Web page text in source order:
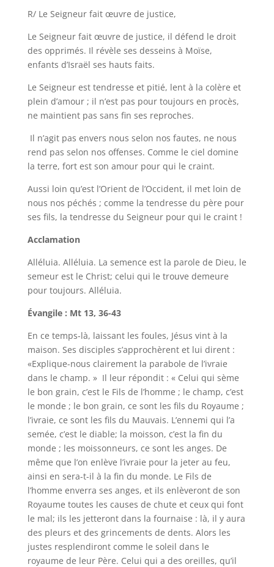
R/ Le Seigneur fait œuvre de justice,
Le Seigneur fait œuvre de justice, il défend le droit
des opprimés. Il révèle ses desseins à Moïse,
enfants d’Israël ses hauts faits.
Le Seigneur est tendresse et pitié, lent à la colère et
plein d’amour ; il n’est pas pour toujours en procès,
ne maintient pas sans fin ses reproches.
Il n’agit pas envers nous selon nos fautes, ne nous
rend pas selon nos offenses. Comme le ciel domine
la terre, fort est son amour pour qui le craint.
Aussi loin qu’est l’Orient de l’Occident, il met loin de
nous nos péchés ; comme la tendresse du père pour
ses fils, la tendresse du Seigneur pour qui le craint !
Acclamation
Alléluia. Alléluia. La semence est la parole de Dieu, le
semeur est le Christ; celui qui le trouve demeure
pour toujours. Alléluia.
Évangile : Mt 13, 36-43
En ce temps-là, laissant les foules, Jésus vint à la
maison. Ses disciples s’approchèrent et lui dirent :
«Explique-nous clairement la parabole de l’ivraie
dans le champ. » Il leur répondit : « Celui qui sème
le bon grain, c’est le Fils de l’homme ; le champ, c’est
le monde ; le bon grain, ce sont les fils du Royaume ;
l’ivraie, ce sont les fils du Mauvais. L’ennemi qui l’a
semée, c’est le diable; la moisson, c’est la fin du
monde ; les moissonneurs, ce sont les anges. De
même que l’on enlève l’ivraie pour la jeter au feu,
ainsi en sera-t-il à la fin du monde. Le Fils de
l’homme enverra ses anges, et ils enlèveront de son
Royaume toutes les causes de chute et ceux qui font
le mal; ils les jetteront dans la fournaise : là, il y aura
des pleurs et des grincements de dents. Alors les
justes resplendiront comme le soleil dans le
royaume de leur Père. Celui qui a des oreilles, qu’il